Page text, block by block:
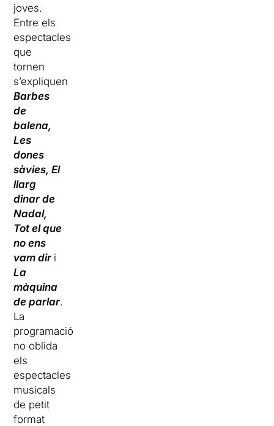
joves.
Entre els
espectacles
que
tornen
s’expliquen
Barbes
de
balena,
Les
dones
sàvies, El
llarg
dinar de
Nadal,
Tot el que
no ens
vam dir i
La
màquina
de parlar.
La
programació
no oblida
els
espectacles
musicals
de petit
format